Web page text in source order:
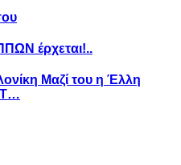
έρχεται!..
Μαζί του η Έλλη
T…